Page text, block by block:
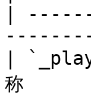
|
|
称